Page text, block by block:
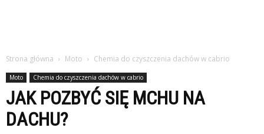
Strona główna Moto Chemia do czyszczenia dachów w cabrio
Moto Chemia do czyszczenia dachów w cabrio
JAK POZBYĆ SIĘ MCHU NA
DACHU?